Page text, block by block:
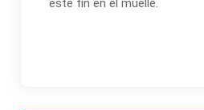
este fin en el muelle.